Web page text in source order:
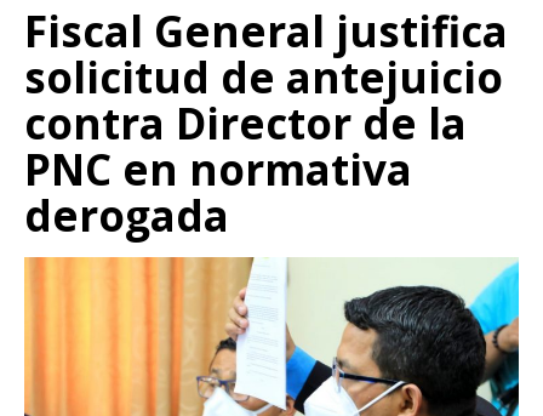
Fiscal General justifica
solicitud de antejuicio
contra Director de la
PNC en normativa
derogada